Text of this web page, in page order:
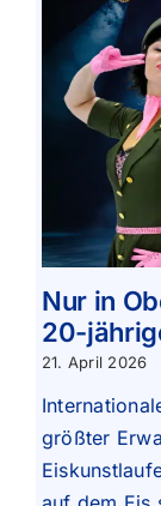
Nur in
20-
21. April 2026
größter